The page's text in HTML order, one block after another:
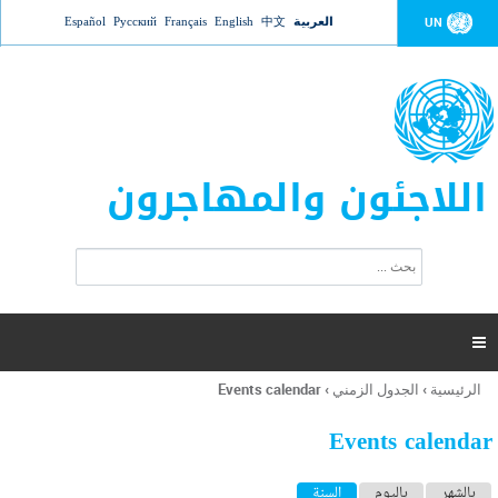
Jump to navigation UN العربية 中文
English
Français
Русский
Español
اللاجئون والمهاجرون
ت
ر
ل
ح
ب

أنت
هنا
الرئيسية › الجدول الزمني ›
Events calendar
Events calendar